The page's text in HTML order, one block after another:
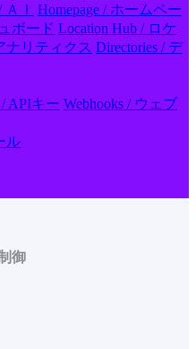
Ｉ
Homepage / ホームペー
ボード Location Hub / ロケ
ナリティクス Directories / デ
APIキー Webhooks / ウェブ
ル
御